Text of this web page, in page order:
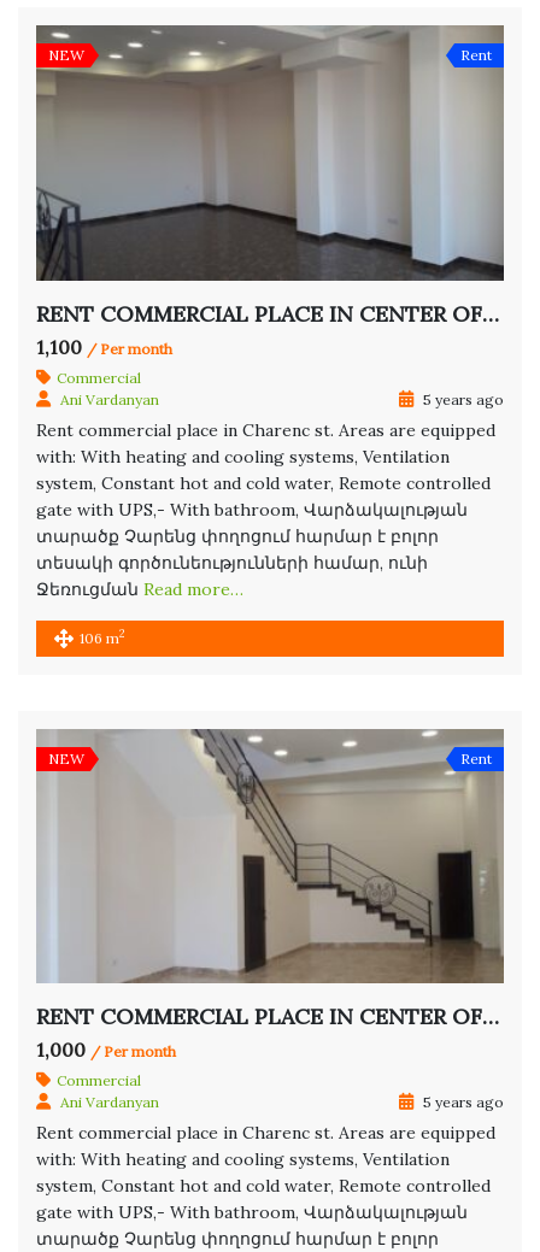
NEW Rent
RENT COMMERCIAL PLACE IN CENTER OF YEREVAN
1,100 / Per month
Commercial
Ani Vardanyan
5 years ago
Rent commercial place in Charenc st. Areas are equipped
with: With heating and cooling systems, Ventilation
system, Constant hot and cold water, Remote controlled
gate with UPS,- With bathroom, Վարձակալության
տարածք Չարենց փողոցում հարմար է բոլոր
տեսակի գործունեությունների համար, ունի
Ջեռուցման Read more…
106 m2
NEW Rent
RENT COMMERCIAL PLACE IN CENTER OF YEREVAN
1,000 / Per month
Commercial
Ani Vardanyan
5 years ago
Rent commercial place in Charenc st. Areas are equipped
with: With heating and cooling systems, Ventilation
system, Constant hot and cold water, Remote controlled
gate with UPS,- With bathroom, Վարձակալության
տարածք Չարենց փողոցում հարմար է բոլոր